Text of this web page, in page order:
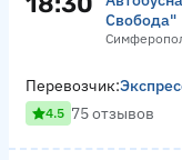
Свобода"
Перевозчик:
4.5 75 отзывов